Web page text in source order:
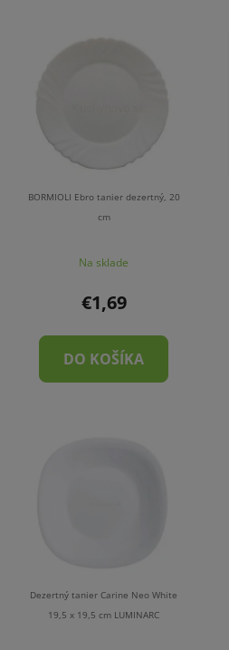
BORMIOLI Ebro tanier dezertný, 20
cm
Na sklade
€1,69
DO KOŠÍKA
Dezertný tanier Carine Neo White
19,5 x 19,5 cm LUMINARC